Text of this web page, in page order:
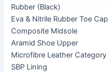
Rubber (Black)
Eva & Nitrile Rubber Toe Cap
Composite Midsole
Aramid Shoe Upper
Microfibre Leather Category
SBP Lining